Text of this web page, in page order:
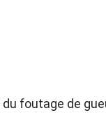
du foutage de